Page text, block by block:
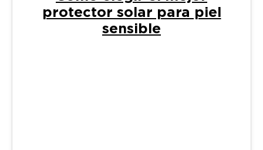
protector solar para piel
sensible